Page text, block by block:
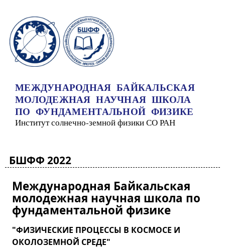
МЕЖДУНАРОДНАЯ БАЙКАЛЬСКАЯ
МОЛОДЕЖНАЯ НАУЧНАЯ ШКОЛА
ПО ФУНДАМЕНТАЛЬНОЙ ФИЗИКЕ
Институт солнечно-земной физики СО РАН
БШФФ 2022
Международная Байкальская
молодежная научная школа по
фундаментальной физике
"ФИЗИЧЕСКИЕ ПРОЦЕССЫ В КОСМОСЕ И
ОКОЛОЗЕМНОЙ СРЕДЕ"